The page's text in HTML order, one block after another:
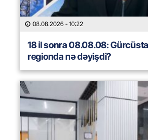
08.08.2026 - 10:22
18 il sonra 08.08.08:
regionda nə dəyişdi?